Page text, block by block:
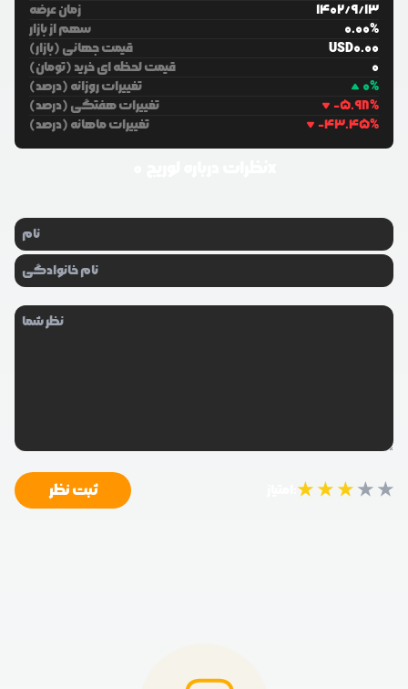
زمان عرضه
1402/9/13
سهم از بازار
0.00%
قیمت جهانی (بازار)
USD0.00
قیمت لحظه ای خرید (تومان)
0
تغییرات روزانه (درصد)
0%
تغییرات هفتگی (درصد)
-5.98%
تغییرات ماهانه (درصد)
-43.45%
★★★★★ ثبت نظر